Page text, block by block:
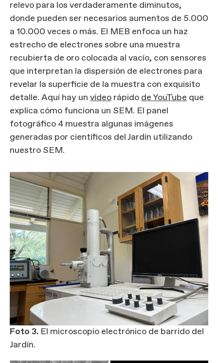
relevo para los verdaderamente diminutos,
donde pueden ser necesarios aumentos de 5.000
a 10.000 veces o más. El MEB enfoca un haz
estrecho de electrones sobre una muestra
recubierta de oro colocada al vacío, con sensores
que interpretan la dispersión de electrones para
revelar la superficie de la muestra con exquisito
detalle. Aquí hay un vídeo rápido de YouTube que
explica cómo funciona un SEM. El panel
fotográfico 4 muestra algunas imágenes
generadas por científicos del Jardín utilizando
nuestro SEM.
Foto 3. El microscopio electrónico de barrido del
Jardín.